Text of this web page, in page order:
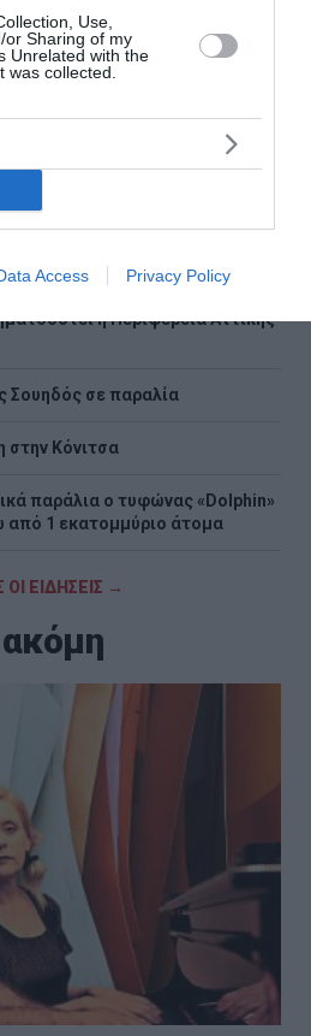
Use,
or Sharing of my
Unrelated with the
was collected.
Access Privacy Policy
- 79 κόκκινα σπίτια στο
προσιτή» η Υγεία στην
του ελληνικού
drones καταρρίφθηκαν
Ηλιούπολη την κατασκευή της
η Περιφέρεια Αττικής
Σουηδός σε παραλία
στην Κόνιτσα
παράλια ο τυφώνας «Dolphin»
1 εκατομμύριο άτομα
ΟΙ ΕΙΔΗΣΕΙΣ →